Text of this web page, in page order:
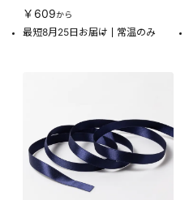
￥609から
最短8月25日お届け 常温のみ